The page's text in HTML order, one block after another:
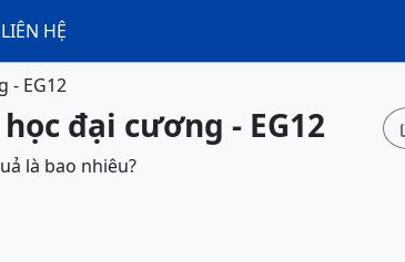
LIÊN HỆ
- EG12
đại cương - EG12
là bao nhiêu?